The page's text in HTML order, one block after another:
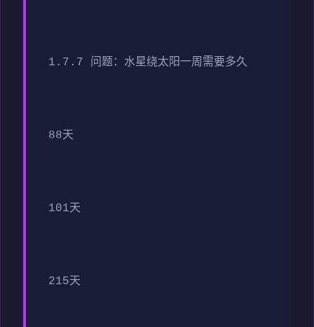
1.7.7 问题：水星绕太阳一周需要多久
88天
101天
215天